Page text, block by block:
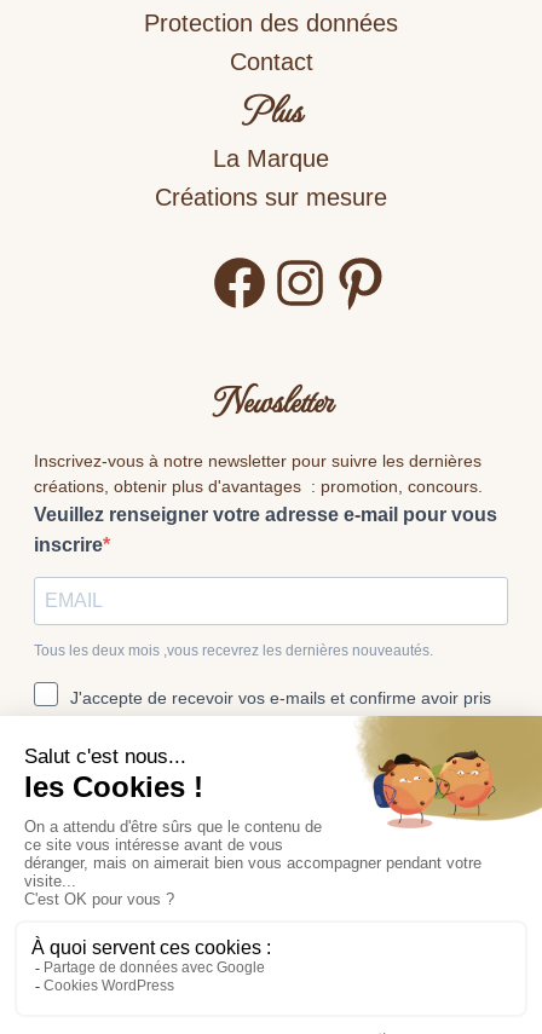
Newsletter
Inscrivez-vous à notre newsletter pour suivre les dernières
créations, obtenir plus d'avantages : promotion, concours.
Veuillez renseigner votre adresse e-mail pour vous
inscrire
Tous les deux mois ,vous recevrez les dernières nouveautés.
J'accepte de recevoir vos e-mails et confirme avoir pris
connaissance de votre politique de confidentialité et
mentions légales.
Vous pouvez vous désinscrire à tout moment en cliquant sur le lien
présent dans nos emails.
S'INSCRIRE
Protection des données
Contact
Plus
La Marque
Créations sur mesure
FacebookInstagram